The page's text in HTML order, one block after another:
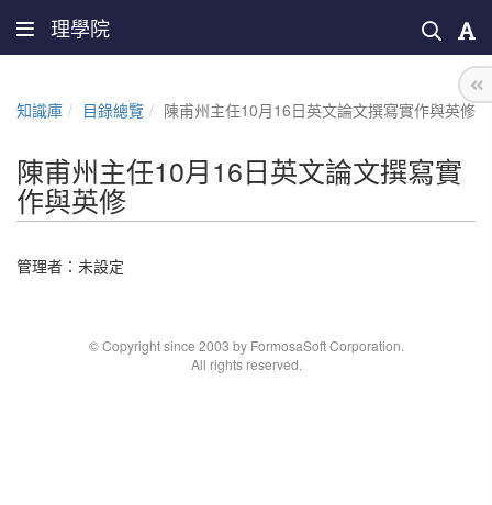
理學院
知識庫 目錄總覽 陳甫州主任10月16日英文論文撰寫實作與英修
陳甫州主任10月16日英文論文撰寫實
作與英修
管理者：未設定
© Copyright since 2003 by FormosaSoft Corporation.
All rights reserved.